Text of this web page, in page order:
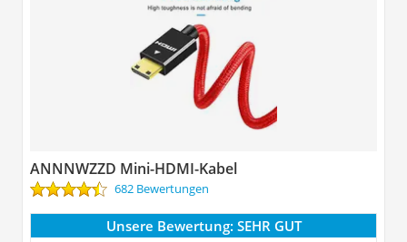
ANNNWZZD Mini-HDMI-Kabel
682 Bewertungen
Unsere Bewertung: SEHR GUT